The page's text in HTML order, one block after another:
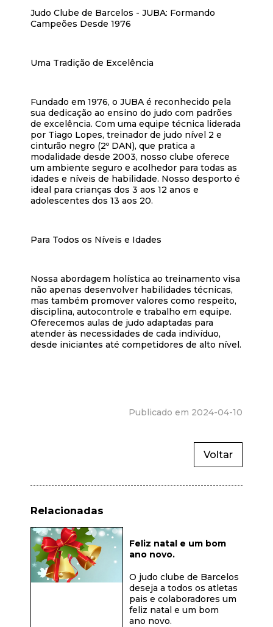
Judo Clube de Barcelos - JUBA: Formando
Campeões Desde 1976
Uma Tradição de Excelência
Fundado em 1976, o JUBA é reconhecido pela
sua dedicação ao ensino do judo com padrões
de excelência. Com uma equipe técnica liderada
por Tiago Lopes, treinador de judo nível 2 e
cinturão negro (2º DAN), que pratica a
modalidade desde 2003, nosso clube oferece
um ambiente seguro e acolhedor para todas as
idades e níveis de habilidade. Nosso desporto é
ideal para crianças dos 3 aos 12 anos e
adolescentes dos 13 aos 20.
Para Todos os Níveis e Idades
Nossa abordagem holística ao treinamento visa
não apenas desenvolver habilidades técnicas,
mas também promover valores como respeito,
disciplina, autocontrole e trabalho em equipe.
Oferecemos aulas de judo adaptadas para
atender às necessidades de cada indivíduo,
desde iniciantes até competidores de alto nível.
Publicado em 2024-04-10
Voltar
Relacionadas
Feliz natal e um bom
ano novo.
O judo clube de Barcelos
deseja a todos os atletas
pais e colaboradores um
feliz natal e um bom
ano novo.